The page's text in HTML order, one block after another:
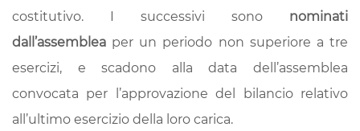
costitutivo. I successivi sono nominati
dall’assemblea per un periodo non superiore a tre
esercizi, e scadono alla data dell’assemblea
convocata per l’approvazione del bilancio relativo
all’ultimo esercizio della loro carica.